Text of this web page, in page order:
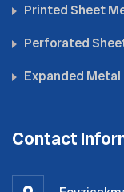
Printed Sheet
Perforated
Expanded Metal
Contact